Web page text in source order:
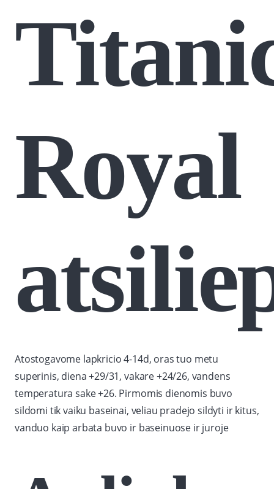
Royal
Atostogavome lapkricio 4-14d, oras tuo metu
superinis, diena +29/31, vakare +24/26, vandens
temperatura sake +26. Pirmomis dienomis buvo
sildomi tik vaiku baseinai, veliau pradejo sildyti ir kitus,
vanduo kaip arbata buvo ir baseinuose ir juroje